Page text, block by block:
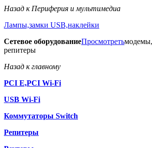
Назад к Периферия и мультимедиа
Лампы,замки USB,наклейки
Сетевое оборудованиеПросмотреть
репитеры
Назад к главному
PCI E,PCI Wi-Fi
USB Wi-Fi
Коммутаторы Switch
Репитеры